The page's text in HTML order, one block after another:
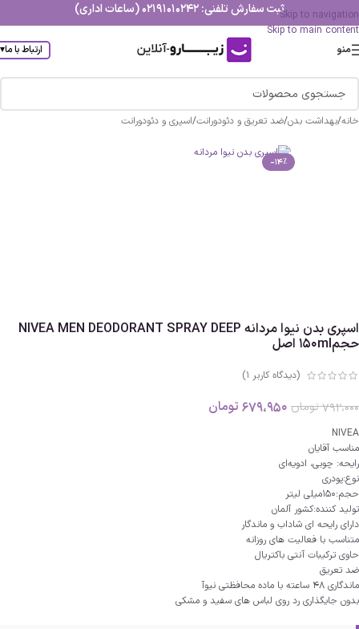
Skip to navigation
Skip to main content
ثبت سفارش تلفنی: 02191010242 (ساعات اداری)
منو ارتباط با ما▾
خانه/بهداشت بدن/ضد تعریق و دئودورانت/اسپری و دئودورانت
-14%
اسپری بدن نیوا مردانه NIVEA MEN DEODORANT SPRAY DEEP
حجم150ml اصل
(دیدگاه کاربر 1
)
792،000تومان 679،950 تومان
NIVEA
مناسب آقایان
رایحه: چوبی، ادویه‌ای
نوع:پودری
حجم:150میلی لیتر
تولید کننده:کشور آلمان
دارای رایحه ای شاداب و ماندگار
متناسب با فعالیت های روزانه
حاوی ترکیبات آنتی باکتریال
ضد تعریق
ماندگاری 48 ساعته با ماده محافظتی نیوآ
بدون جایگذاری رد روی لباس های سفید و مشکی